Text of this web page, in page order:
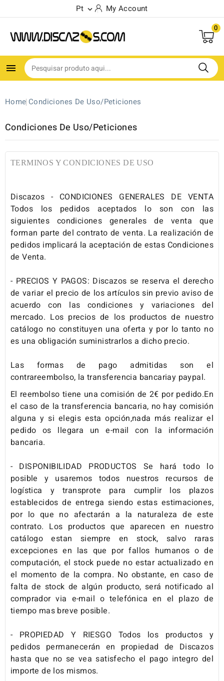
Pt  My Account
0

Home Condiciones De Uso/Peticiones
Condiciones De Uso/Peticiones
TERMINOS Y CONDICIONES DE USO
Discazos - CONDICIONES GENERALES DE VENTA
Todos los pedidos aceptados lo son con las
siguientes condiciones generales de venta que
forman parte del contrato de venta. La realización de
pedidos implicará la aceptación de estas Condiciones
de Venta.
- PRECIOS Y PAGOS: Discazos se reserva el derecho
de variar el precio de los artículos sin previo aviso de
acuerdo con las condiciones y variaciones del
mercado. Los precios de los productos de nuestro
catálogo no constituyen una oferta y por lo tanto no
es una obligación suministrarlos a dicho precio.
Las formas de pago admitidas son el
contrareembolso, la transferencia bancariay paypal.
El reembolso tiene una comisión de 2€ por pedido.En
el caso de la transferencia bancaria, no hay comisión
alguna y si elegis esta opción,nada más realizar el
pedido os llegara un e-mail con la información
bancaria.
- DISPONIBILIDAD PRODUCTOS Se hará todo lo
posible y usaremos todos nuestros recursos de
logística y transprote para cumplir los plazos
establecidos de entrega siendo estas estimaciones,
por lo que no afectarán a la naturaleza de este
contrato. Los productos que aparecen en nuestro
catálogo estan siempre en stock, salvo raras
excepciones en las que por fallos humanos o de
computación, el stock puede no estar actualizado en
el momento de la compra. No obstante, en caso de
falta de stock de algún producto, será notificado al
comprador via e-mail o telefónica en el plazo de
tiempo mas breve posible.
- PROPIEDAD Y RIESGO Todos los productos y
pedidos permanecerán en propiedad de Discazos
hasta que no se vea satisfecho el pago integro del
importe de los mismos.